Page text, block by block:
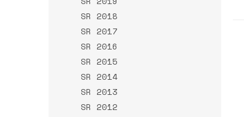
SR 2018
SR 2017
SR 2016
SR 2015
SR 2014
SR 2013
SR 2012